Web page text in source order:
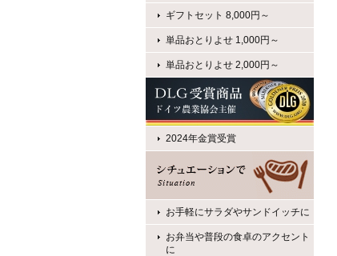
ギフトセット 8,000円～
単品おとりよせ 1,000円～
単品おとりよせ 2,000円～
2024年金賞受賞
お手軽にサラダやサンドイッチに
お弁当や普段の食卓のアクセント
に